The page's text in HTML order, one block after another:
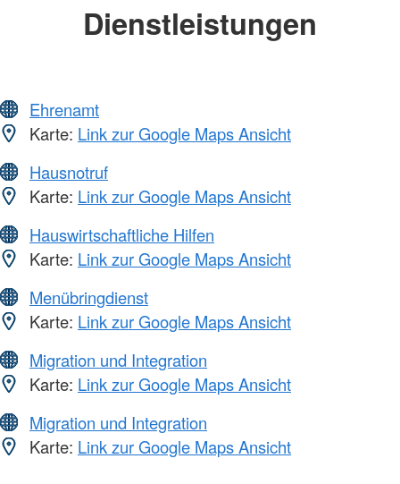
Dienstleistungen
Ehrenamt
Karte: Link zur Google Maps Ansicht
Hausnotruf
Karte: Link zur Google Maps Ansicht
Hauswirtschaftliche Hilfen
Karte: Link zur Google Maps Ansicht
Menübringdienst
Karte: Link zur Google Maps Ansicht
Migration und Integration
Karte: Link zur Google Maps Ansicht
Migration und Integration
Karte: Link zur Google Maps Ansicht